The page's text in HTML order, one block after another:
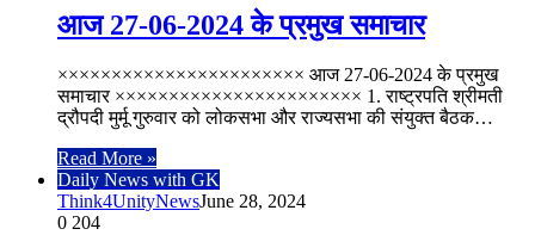
आज 27-06-2024 के प्रमुख समाचार
××××××××××××××××××××××× आज 27-06-2024 के प्रमुख
समाचार ××××××××××××××××××××××× 1. राष्ट्रपति श्रीमती
द्रौपदी मुर्मू गुरुवार को लोकसभा और राज्यसभा की संयुक्त बैठक…
Read More »
Daily News with GK
Think4UnityNewsJune 28, 2024
0 204